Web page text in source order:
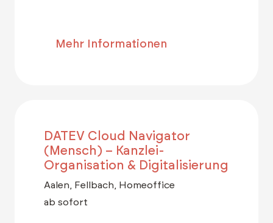
Mehr Informationen
DATEV Cloud Navigator
(Mensch) – Kanzlei-
Organisation & Digitalisierung
Aalen, Fellbach, Homeoffice
ab sofort